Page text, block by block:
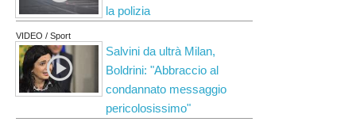
la polizia
VIDEO / Sport
Salvini da ultrà Milan,
Boldrini: "Abbraccio al
condannato messaggio
pericolosissimo"